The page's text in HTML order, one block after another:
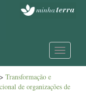
Toggle
> Transformação e
de organizações de